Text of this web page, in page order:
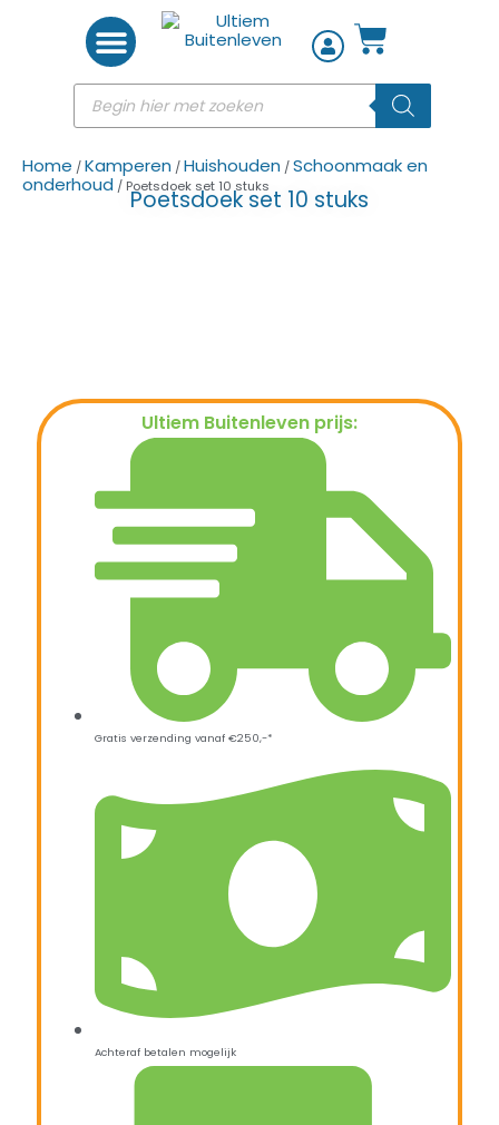
Home /Kamperen /Huishouden /Schoonmaak en
onderhoud / Poetsdoek set 10 stuks
Poetsdoek set 10 stuks
Ultiem Buitenleven prijs:
Gratis verzending vanaf €250,-*
Achteraf betalen mogelijk